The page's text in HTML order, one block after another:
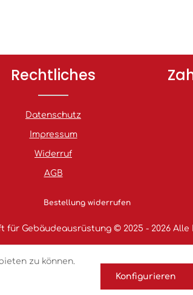
Rechtliches
Datenschutz
Impressum
Widerruf
AGB
Bestellung widerrufen
für Gebäudeausrüstung © 2025 - 2026 Alle
zu können.
Konfigurieren